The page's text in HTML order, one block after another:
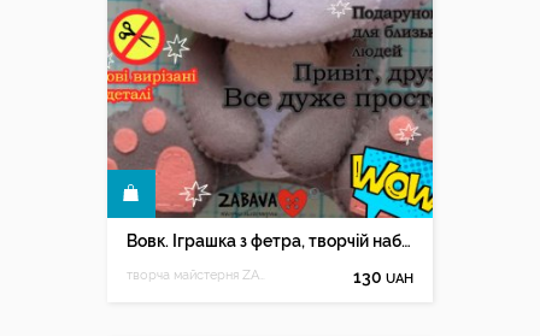
Вовк. Іграшка з фетра, творчій набір з фетру
творча майстерня ZABAVA 130 UAH